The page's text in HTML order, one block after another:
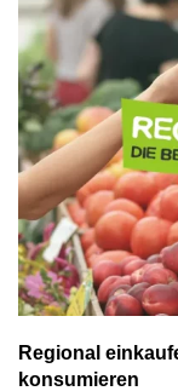
Regional
konsumieren